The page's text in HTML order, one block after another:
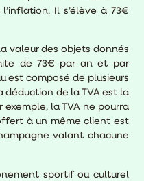
Il s’élève à 73€
valeur des objets donnés
de 73€ par an et par
est composé de plusieurs
déduction de la TVA est la
exemple, la TVA ne pourra
à un même client est
valant chacune
sportif ou culturel